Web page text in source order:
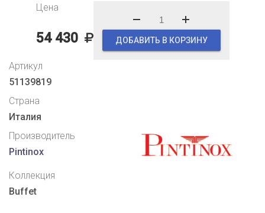
Цена
54 430 ДОБАВИТЬ В КОРЗИНУ
Артикул
51139819
Страна
Италия
Производитель
Pintinox
Коллекция
Buffet